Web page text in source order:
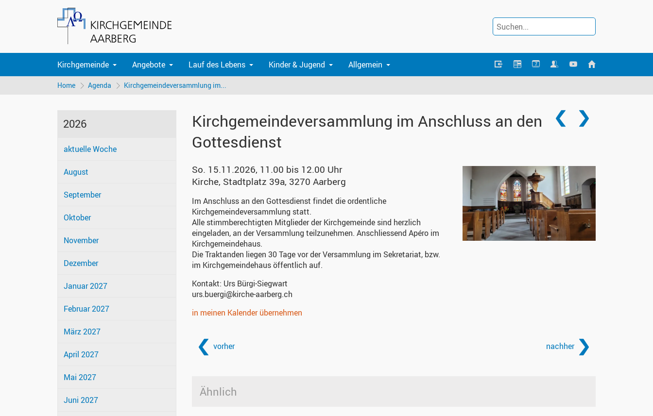
7
Kirchgemeinde Angebote Lauf des Lebens Kinder & Jugend Allgemein
Home Agenda Kirchgemeindeversammlung im...
2026
aktuelle Woche
August
September
Oktober
November
Dezember
Januar 2027
Februar 2027
März 2027
April 2027
Mai 2027
Juni 2027
Kirchgemeindeversammlung im Anschluss an den
Gottesdienst
So. 15.11.2026, 11.00 bis 12.00 Uhr
Kirche, Stadtplatz 39a, 3270 Aarberg
Im Anschluss an den Gottesdienst findet die ordentliche
Kirchgemeindeversammlung statt.
Alle stimmberechtigten Mitglieder der Kirchgemeinde sind herzlich
eingeladen, an der Versammlung teilzunehmen. Anschliessend Apéro im
Kirchgemeindehaus.
Die Traktanden liegen 30 Tage vor der Versammlung im Sekretariat, bzw.
im Kirchgemeindehaus öffentlich auf.
Kontakt: Urs Bürgi-Siegwart
urs.buergi@kirche-aarberg.ch
in meinen Kalender übernehmen
vorher nachher
Ähnlich